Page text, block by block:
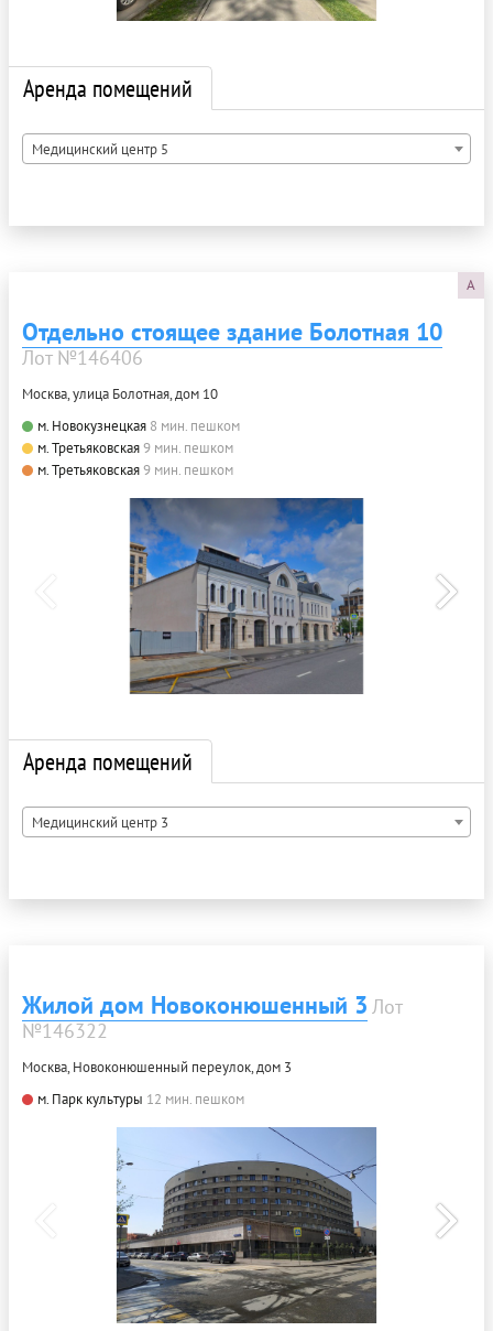
Аренда помещений
Медицинский центр 5
A
Отдельно стоящее здание Болотная 10
Лот №146406
Москва, улица Болотная, дом 10
м. Новокузнецкая 8 мин. пешком
м. Третьяковская9 мин. пешком
м. Третьяковская9 мин. пешком
Аренда помещений
Медицинский центр 3
Жилой дом Новоконюшенный 3 Лот
№146322
Москва, Новоконюшенный переулок, дом 3
м. Парк культуры 12 мин. пешком